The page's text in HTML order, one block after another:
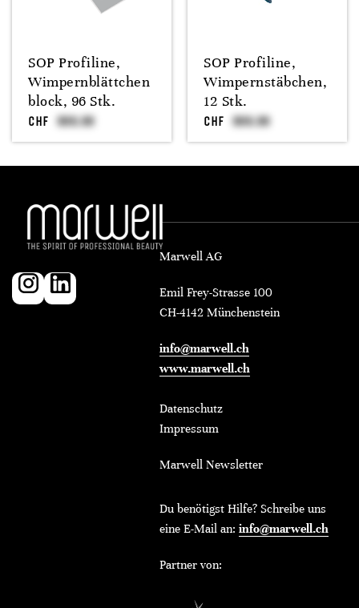
SOP Profiline,
Wimpernblättchen
block, 96 Stk.
CHF
SOP Profiline,
Wimpernstäbchen,
12 Stk.
CHF
Marwell AG
Emil Frey-Strasse 100
CH-4142 Münchenstein
info@marwell.ch
www.marwell.ch
Datenschutz
Impressum
Marwell Newsletter
Du benötigst Hilfe? Schreibe uns
eine E-Mail an: info@marwell.ch
Partner von: